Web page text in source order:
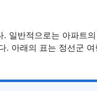
일반적으로는 아파트
. 아래의 표는 정선군